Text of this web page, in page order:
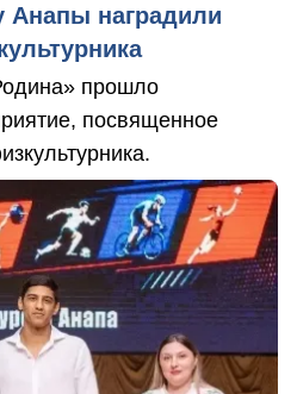
Анапы наградили
прошло
посвященное